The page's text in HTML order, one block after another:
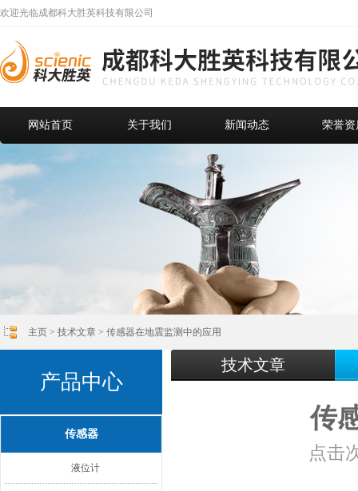
欢迎光临成都科大胜英科技有限公司
网站首页 关于我们 新闻动态 荣誉资
主页 > 技术文章 > 传感器在地震监测中的应用
产品中心
传感器
液位计
技术文章
传
点击